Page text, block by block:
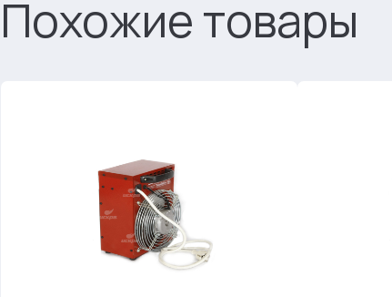
Похожие товары